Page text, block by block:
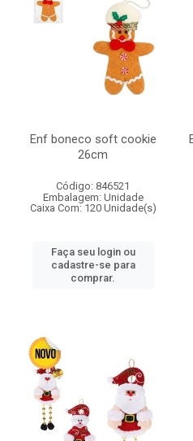
Enf boneco soft cookie
26cm
Código: 846521
Embalagem: Unidade
Caixa Com: 120 Unidade(s)
Faça seu login ou
cadastre-se para
comprar.